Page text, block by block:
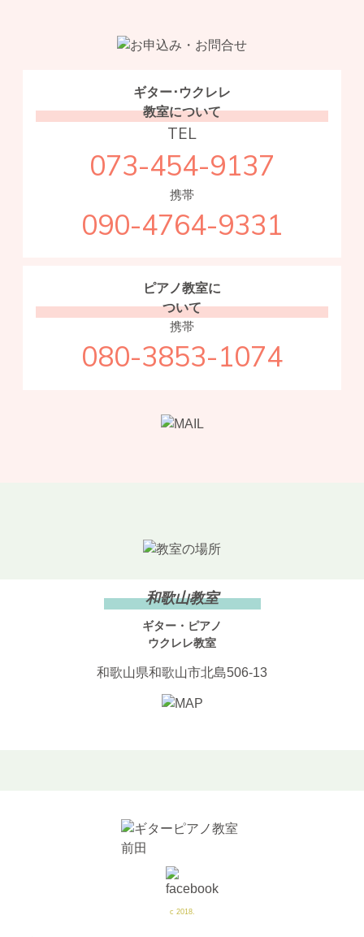
ギター･ウクレレ
教室について
TEL
073-454-9137
携帯
090-4764-9331
ピアノ教室に
ついて
携帯
080-3853-1074
和歌山教室
ギター・ピアノ
ウクレレ教室
和歌山県和歌山市北島506-13
c 2018.